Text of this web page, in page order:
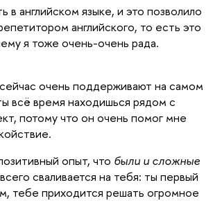
английском языке, и это позволило
английского, то есть это
я тоже очень-очень рада.
очень поддерживают на самом
всё время находишься рядом с
потому что он очень помог мне
опыт, что были и сложные
сваливается на тебя: ты первый
тебе приходится решать огромное